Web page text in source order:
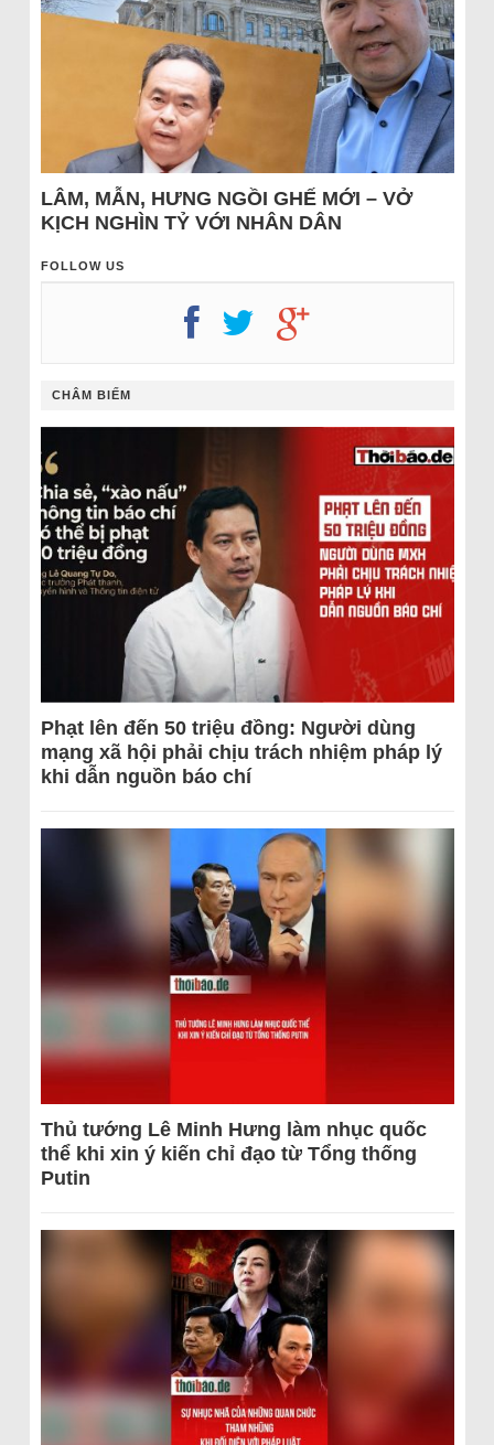
LÂM, MẪN, HƯNG NGỒI GHẾ MỚI – VỞ
KỊCH NGHÌN TỶ VỚI NHÂN DÂN
FOLLOW US
CHÂM BIẾM
Phạt lên đến 50 triệu đồng: Người dùng
mạng xã hội phải chịu trách nhiệm pháp lý
khi dẫn nguồn báo chí
Thủ tướng Lê Minh Hưng làm nhục quốc
thể khi xin ý kiến chỉ đạo từ Tổng thống
Putin